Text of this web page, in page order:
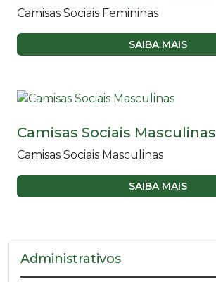
Camisas Sociais Femininas
SAIBA MAIS
Camisas Sociais Masculinas
Camisas Sociais Masculinas
SAIBA MAIS
Administrativos